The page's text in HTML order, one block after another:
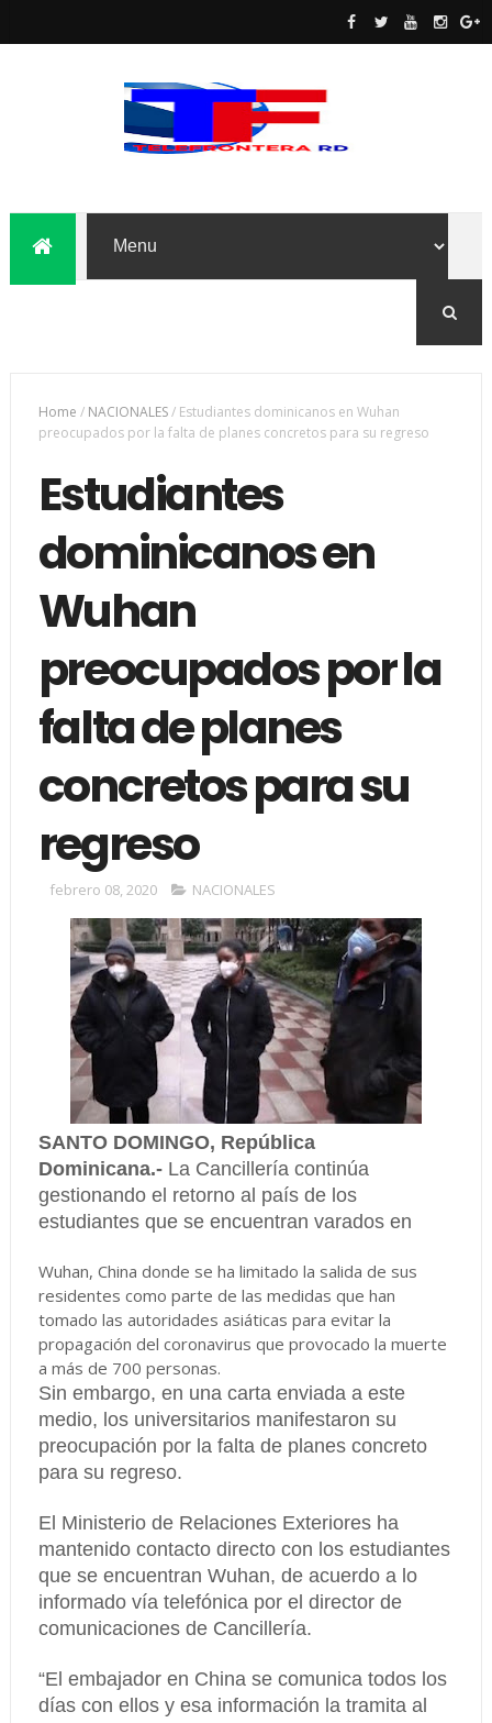
Home / NACIONALES/ Estudiantes dominicanos en Wuhan
preocupados por la falta de planes concretos para su regreso
Estudiantes
dominicanos en
Wuhan
preocupados por la
falta de planes
concretos para su
regreso
febrero 08, 2020 NACIONALES
SANTO DOMINGO, República
Dominicana.-La Cancillería continúa
gestionando el retorno al país de los
estudiantes que se encuentran varados en
Wuhan, China donde se ha limitado la salida de sus
residentes como parte de las medidas que han
tomado las autoridades asiáticas para evitar la
propagación del coronavirus que provocado la muerte
a más de 700 personas.
Sin embargo, en una carta enviada a este
medio, los universitarios manifestaron su
preocupación por la falta de planes concreto
para su regreso.
El Ministerio de Relaciones Exteriores ha
mantenido contacto directo con los estudiantes
que se encuentran Wuhan, de acuerdo a lo
informado vía telefónica por el director de
comunicaciones de Cancillería.
“El embajador en China se comunica todos los
días con ellos y esa información la tramita al